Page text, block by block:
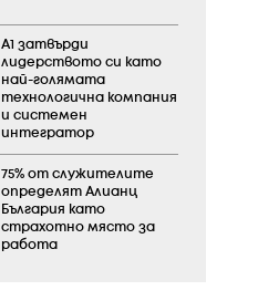
А1 затвърди
лидерството си като
най-голямата
технологична компания
и системен
интегратор
75% от служителите
определят Алианц
България като
страхотно място за
работа